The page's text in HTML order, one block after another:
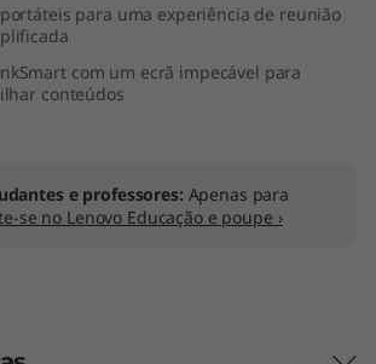
para uma experiência de reunião
com um ecrã impecável para
conteúdos
e professores: Apenas para
se no Lenovo Educação e poupe ›